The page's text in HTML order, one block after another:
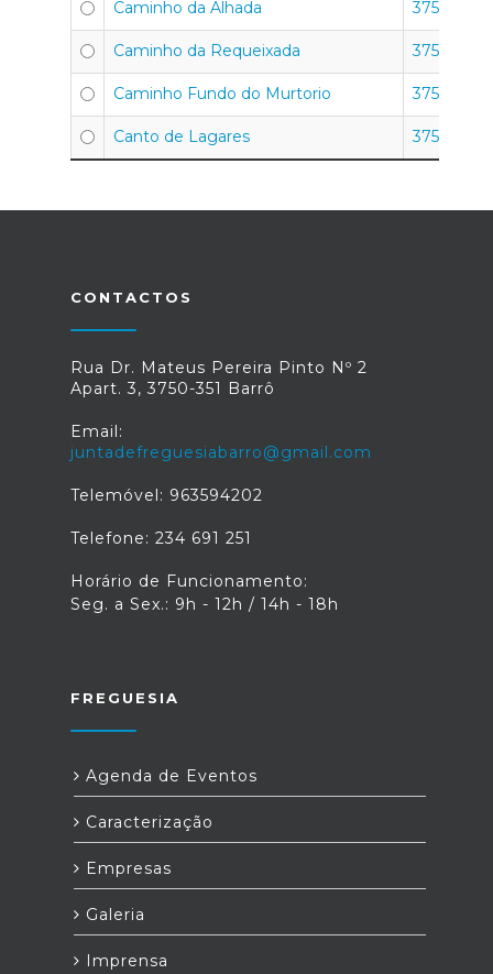
Caminho da Alhada 3750-351
Caminho da Requeixada 3750-351
Caminho Fundo do Murtorio 3750-351
Canto de Lagares 3750-351
CONTACTOS
Rua Dr. Mateus Pereira Pinto Nº 2
Apart. 3, 3750-351 Barrô
Email:
juntadefreguesiabarro@gmail.com
Telemóvel: 963594202
Telefone: 234 691 251
Horário de Funcionamento:
Seg. a Sex.: 9h - 12h / 14h - 18h
FREGUESIA
Agenda de Eventos
Caracterização
Empresas
Galeria
Imprensa